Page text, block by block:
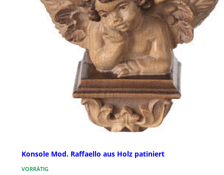
Konsole Mod. Raffaello aus Holz patiniert
VORRÄTIG